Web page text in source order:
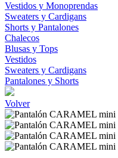
Vestidos y Monoprendas
Sweaters y Cardigans
Shorts y Pantalones
Chalecos
Blusas y Tops
Vestidos
Sweaters y Cardigans
Pantalones y Shorts
Volver